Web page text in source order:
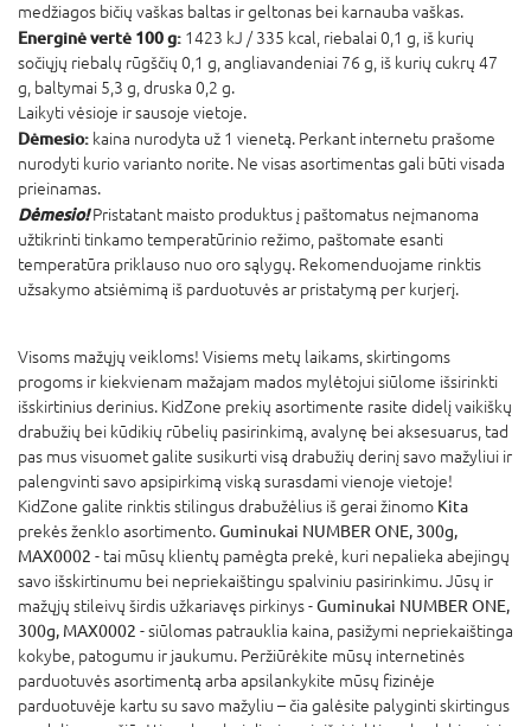
medžiagos bičių vaškas baltas ir geltonas bei karnauba vaškas.
Energinė vertė 100 g: 1423 kJ / 335 kcal, riebalai 0,1 g, iš kurių
sočiųjų riebalų rūgščių 0,1 g, angliavandeniai 76 g, iš kurių cukrų 47
g, baltymai 5,3 g, druska 0,2 g.
Laikyti vėsioje ir sausoje vietoje.
Dėmesio: kaina nurodyta už 1 vienetą. Perkant internetu prašome
nurodyti kurio varianto norite. Ne visas asortimentas gali būti visada
prieinamas.
Dėmesio!Pristatant maisto produktus į paštomatus neįmanoma
užtikrinti tinkamo temperatūrinio režimo, paštomate esanti
temperatūra priklauso nuo oro sąlygų. Rekomenduojame rinktis
užsakymo atsiėmimą iš parduotuvės ar pristatymą per kurjerį.
Visoms mažųjų veikloms! Visiems metų laikams, skirtingoms
progoms ir kiekvienam mažajam mados mylėtojui siūlome išsirinkti
išskirtinius derinius. KidZone prekių asortimente rasite didelį vaikiškų
drabužių bei kūdikių rūbelių pasirinkimą, avalynę bei aksesuarus, tad
pas mus visuomet galite susikurti visą drabužių derinį savo mažyliui ir
palengvinti savo apsipirkimą viską surasdami vienoje vietoje!
KidZone galite rinktis stilingus drabužėlius iš gerai žinomo Kita
prekės ženklo asortimento.Guminukai NUMBER ONE, 300g,
MAX0002 - tai mūsų klientų pamėgta prekė, kuri nepalieka abejingų
savo išskirtinumu bei nepriekaištingu spalviniu pasirinkimu. Jūsų ir
mažųjų stileivų širdis užkariavęs pirkinys -Guminukai NUMBER ONE,
300g, MAX0002 - siūlomas patrauklia kaina, pasižymi nepriekaištinga
kokybe, patogumu ir jaukumu. Peržiūrėkite mūsų internetinės
parduotuvės asortimentą arba apsilankykite mūsų fizinėje
parduotuvėje kartu su savo mažyliu – čia galėsite palyginti skirtingus